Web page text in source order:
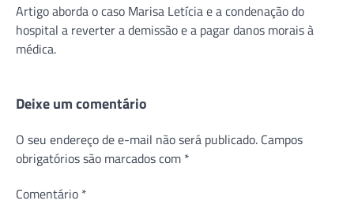
Artigo aborda o caso Marisa Letícia e a condenação do
hospital a reverter a demissão e a pagar danos morais à
médica.
Deixe um comentário
O seu endereço de e-mail não será publicado. Campos
obrigatórios são marcados com *
Comentário *